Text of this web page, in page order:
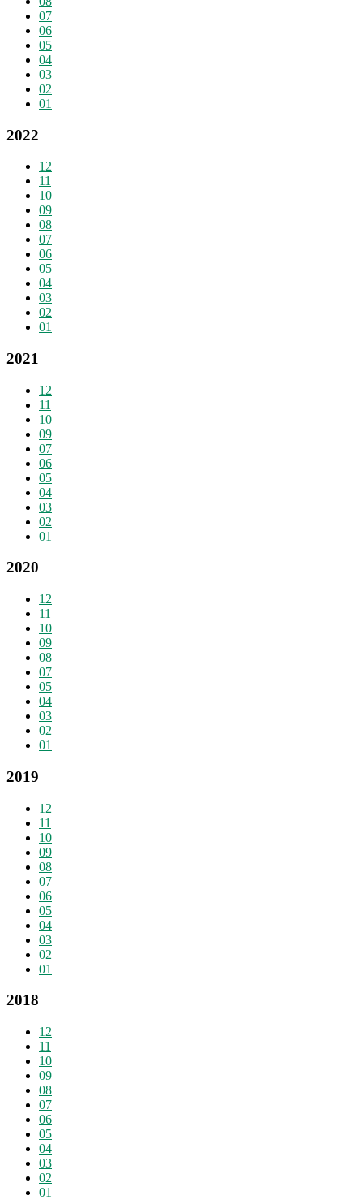
07
06
05
04
03
02
01
2022
12
11
10
09
08
07
06
05
04
03
02
01
2021
12
11
10
09
07
06
05
04
03
02
01
2020
12
11
10
09
08
07
05
04
03
02
01
2019
12
11
10
09
08
07
06
05
04
03
02
01
2018
12
11
10
09
08
07
06
05
04
03
02
01